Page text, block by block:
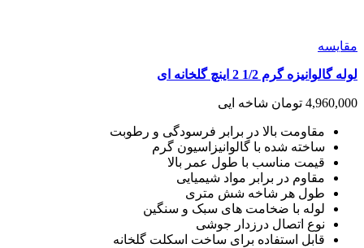
مقايسه
لوله گالوانیزه گرم 1/2 2 اینچ گلخانه ای
4,960,000 تومان شاخه ایی
مقاومت بالا در برابر فرسودگی و رطوبت
ساخته شده با گالوانیزاسیون گرم
قیمت مناسب با طول عمر بالا
مقاوم در برابر مواد شیمیایی
طول هر شاخه شش متری
لوله با ضخامت های سبک و سنگین
نوع اتصال درزدار جوشی
قابل استفاده برای ساخت اسکلت گلخانه